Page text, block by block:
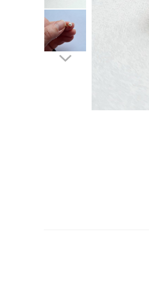
Cercei de aur lungi cu lant
Cercei din aur tortite
Cercei din aur alb
Cercei aur cu surub